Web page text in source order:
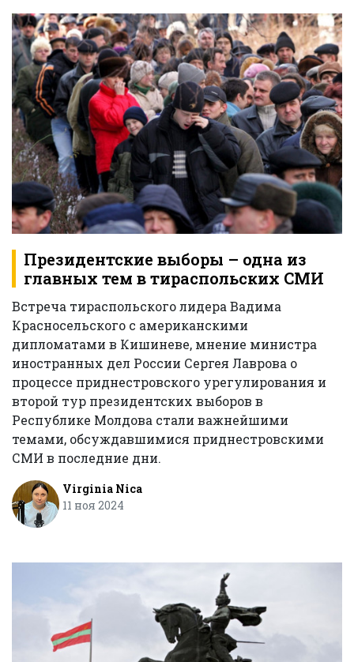
Президентские выборы – одна из
главных тем в тираспольских СМИ
Встреча тираспольского лидера Вадима
Красносельского с американскими
дипломатами в Кишиневе, мнение министра
иностранных дел России Сергея Лаврова о
процессе приднестровского урегулирования и
второй тур президентских выборов в
Республике Молдова стали важнейшими
темами, обсуждавшимися приднестровскими
СМИ в последние дни.
Virginia Nica
11 ноя 2024